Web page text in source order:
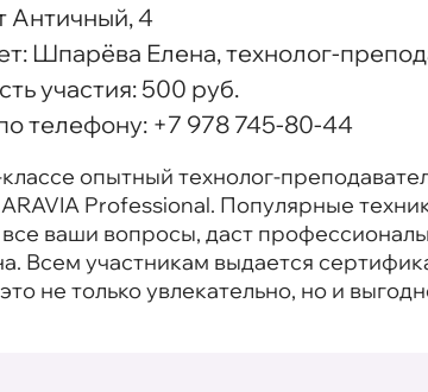
Античный, 4
Шпарёва Елена, технолог-
участия:500 руб.
телефону: +7 978 745-80-44
опытный технолог-
Professional. Популярные
все ваши вопросы, даст
Всем участникам выдается
не только увлекательно, но и